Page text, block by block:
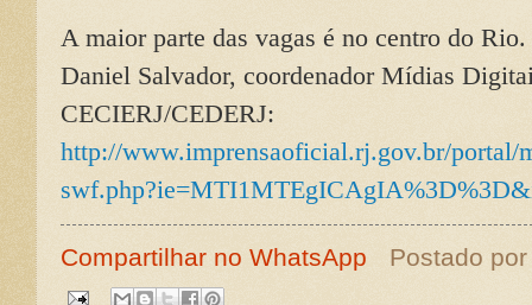
A maior parte das vagas é no centro do
Daniel Salvador, coordenador Mídias
CECIERJ/CEDERJ:
http://www.imprensaoficial.rj.gov.br/portal/
Compartilhar no WhatsApp Postado